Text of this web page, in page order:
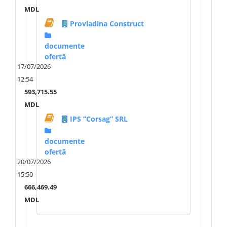
MDL
Provladina Construct
documente
ofertă
17/07/2026
12:54
593,715.55
MDL
IPS ”Corsag” SRL
documente
ofertă
20/07/2026
15:50
666,469.49
MDL